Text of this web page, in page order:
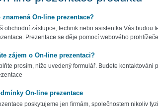
znamená On-line prezentace?
obchodní zástupce, technik nebo asistentka Vás budou
Prezentace se děje pomocí webového
zájem o On-line prezentaci?
prosím, níže uvedený formulář. Budete
On-line prezentace
poskytujeme jen firmám, společnostem nikoliv